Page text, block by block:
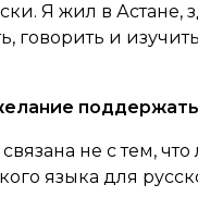
Я жил в Астане,
говорить и
не с тем,
языка для